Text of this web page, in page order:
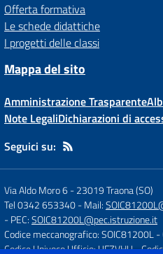
Offerta formativa
Le schede didattiche
I progetti delle classi
Mappa del sito
Amministrazione Trasparente
Note LegaliDichiarazioni di
Seguici su:
Via Aldo Moro 6-23019 Traona (SO)
Tel 0342 653340- Mail:
- PEC:SOIC81200L@pec.istruzione.it
Codice meccanografico: SOIC81200L-
Codice Univoco Ufficio: UFZVHU-